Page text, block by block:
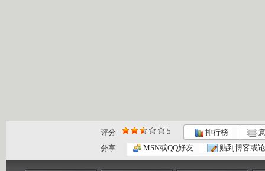
评分 5 排行榜
分享
MSN或QQ好友 贴到博客或